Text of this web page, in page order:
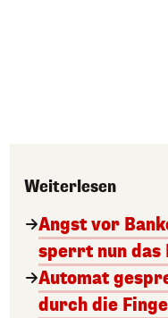
Weiterlesen
Angst vor
sperrt nun das
Automat
durch die